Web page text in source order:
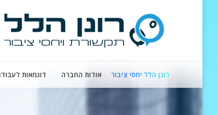
רונן הלל יחסי ציבור אודות החברה דוגמאות